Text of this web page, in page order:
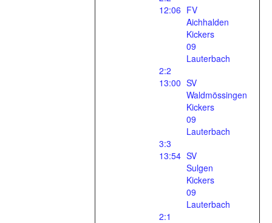
12:06 FV
Aichhalden
Kickers
09
Lauterbach
2:2
13:00 SV
Waldmössingen
Kickers
09
Lauterbach
3:3
13:54 SV
Sulgen
Kickers
09
Lauterbach
2:1